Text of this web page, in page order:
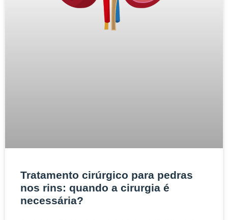
Tratamento cirúrgico para pedras
nos rins: quando a cirurgia é
necessária?